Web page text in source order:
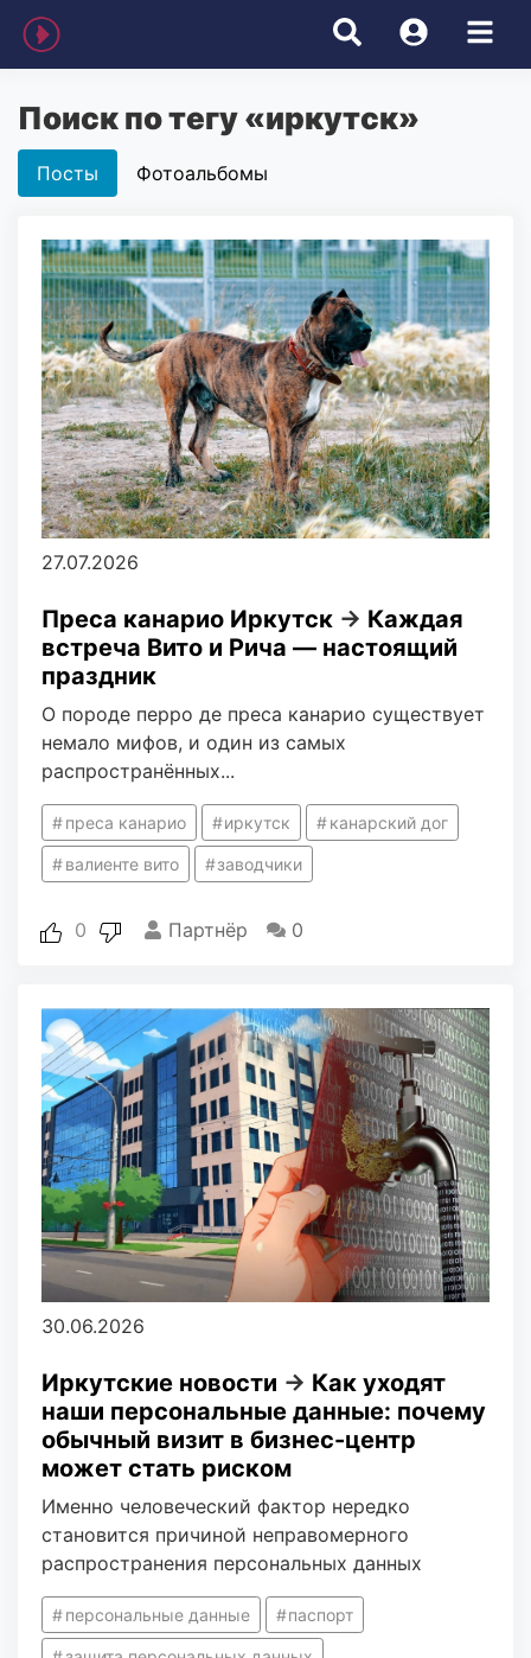
Поиск по тегу «иркутск»
Посты Фотоальбомы
27.07.2026
Преса канарио Иркутск → Каждая
встреча Вито и Рича — настоящий
праздник
О породе перро де преса канарио существует
немало мифов, и один из самых
распространённых...
преса канарио иркутск канарский дог
валиенте вито заводчики
0 Партнёр 0
30.06.2026
Иркутские новости → Как уходят
наши персональные данные: почему
обычный визит в бизнес-центр
может стать риском
Именно человеческий фактор нередко
становится причиной неправомерного
распространения персональных данных
персональные данные паспорт